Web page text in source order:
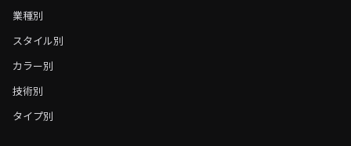
業種別
スタイル別
カラー別
技術別
タイプ別